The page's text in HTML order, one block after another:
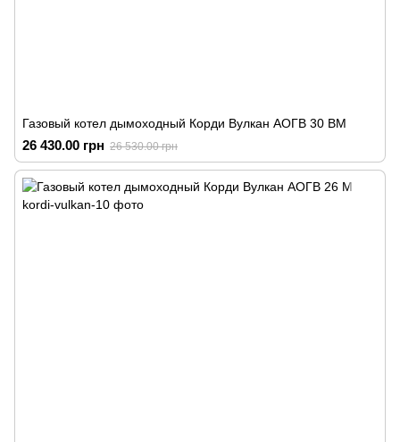
Газовый котел дымоходный Корди Вулкан АОГВ 30 ВМ
26 430.00 грн 26 530.00 грн